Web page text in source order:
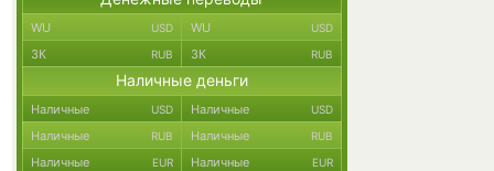
WU USD WU USD
ЗК RUB ЗК RUB
Наличные деньги
Наличные USD Наличные USD
Наличные RUB Наличные RUB
Наличные EUR Наличные EUR